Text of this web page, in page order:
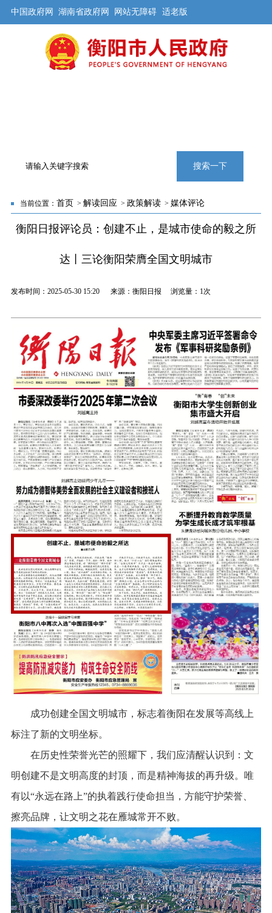
中国政府网 湖南省政府网 网站无障碍 适老版
搜索一下
当前位置： 首页 > 解读回应> 政策解读> 媒体评论
衡阳日报评论员：创建不止，是城市使命的毅之所
达丨三论衡阳荣膺全国文明城市
发布时间：2025-05-30 15:20 来源：衡阳日报 浏览量： 1次
成功创建全国文明城市，标志着衡阳在发展等高线上
标注了新的文明坐标。
在历史性荣誉光芒的照耀下，我们应清醒认识到：文
明创建不是文明高度的封顶，而是精神海拔的再升级。唯
有以“永远在路上”的执着践行使命担当，方能守护荣誉、
擦亮品牌，让文明之花在雁城常开不败。